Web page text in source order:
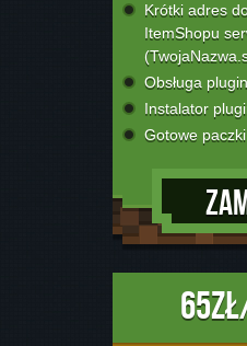
Krótki adres
ItemShopu
Obsługa
Instalator
Gotowe